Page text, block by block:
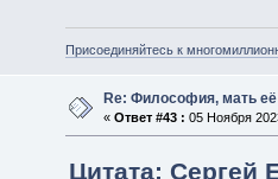
Присоединяйтесь к
Re: Философия, мать её
« Ответ #43 : 05 Ноября
Цитата: Сергей